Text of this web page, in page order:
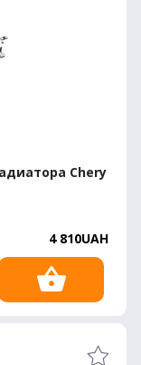
Chery
4 810UAH